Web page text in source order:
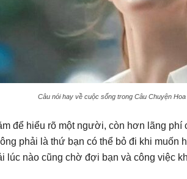
Câu nói hay về cuộc sống trong Câu Chuyện
để hiểu rõ một người, còn hơn lãng phí
phải là thứ bạn có thể bỏ đi khi muốn
lúc nào cũng chờ đợi bạn và công việc